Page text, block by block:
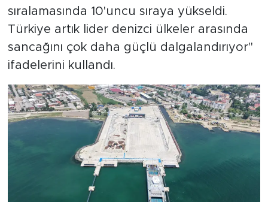
sıralamasında 10'uncu sıraya yükseldi.
Türkiye artık lider denizci ülkeler arasında
sancağını çok daha güçlü dalgalandırıyor"
ifadelerini kullandı.